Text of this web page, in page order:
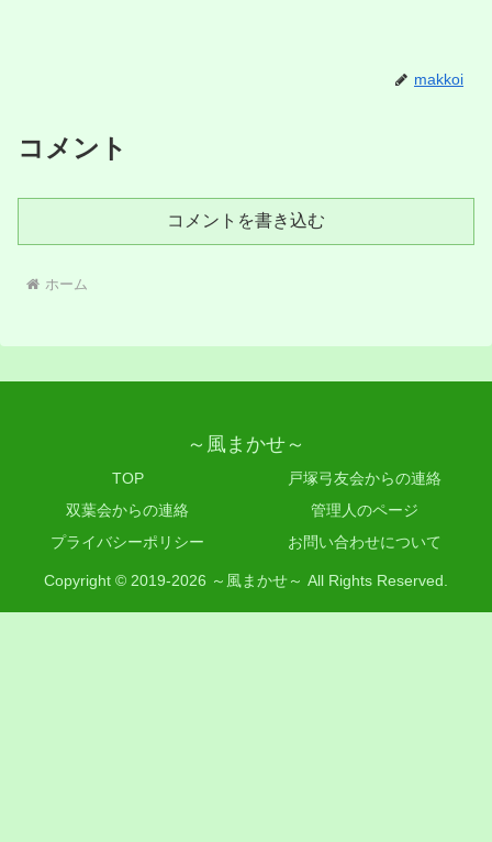
makkoi
コメント
コメントを書き込む
ホーム
～風まかせ～
TOP
戸塚弓友会からの連絡
双葉会からの連絡
管理人のページ
プライバシーポリシー
お問い合わせについて
Copyright © 2019-2026 ～風まかせ～ All Rights Reserved.